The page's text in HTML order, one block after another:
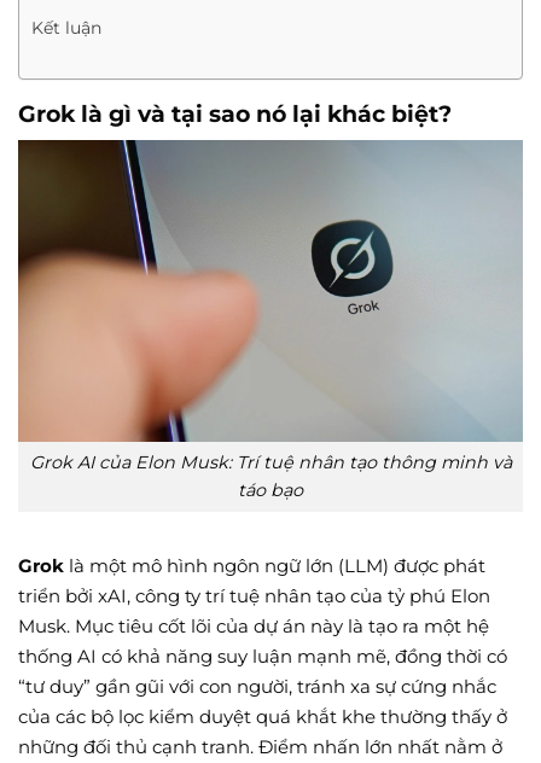
Kết luận
Grok là gì và tại sao nó lại khác biệt?
Grok AI của Elon Musk: Trí tuệ nhân tạo thông minh và
táo bạo
Grok là một mô hình ngôn ngữ lớn (LLM) được phát
triển bởi xAI, công ty trí tuệ nhân tạo của tỷ phú Elon
Musk. Mục tiêu cốt lõi của dự án này là tạo ra một hệ
thống AI có khả năng suy luận mạnh mẽ, đồng thời có
“tư duy” gần gũi với con người, tránh xa sự cứng nhắc
của các bộ lọc kiểm duyệt quá khắt khe thường thấy ở
những đối thủ cạnh tranh. Điểm nhấn lớn nhất nằm ở